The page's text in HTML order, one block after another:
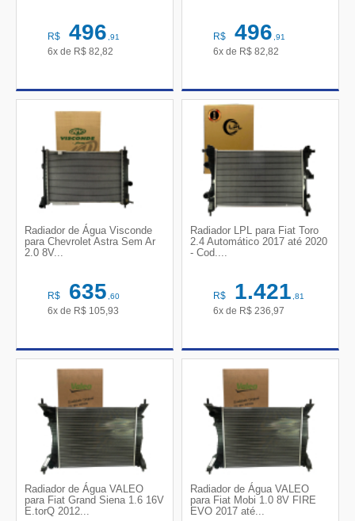
R$ 496,91
6x de R$ 82,82
R$ 496,91
6x de R$ 82,82
Radiador de Água Visconde
para Chevrolet Astra Sem Ar
2.0 8V...
R$ 635,60
6x de R$ 105,93
Radiador LPL para Fiat Toro
2.4 Automático 2017 até 2020
- Cod....
R$ 1.421,81
6x de R$ 236,97
Radiador de Água VALEO
para Fiat Grand Siena 1.6 16V
E.torQ 2012...
Radiador de Água VALEO
para Fiat Mobi 1.0 8V FIRE
EVO 2017 até...